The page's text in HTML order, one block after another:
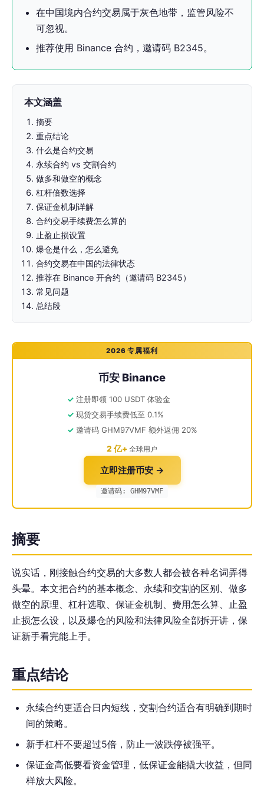
在中国境内合约交易属于灰色地带，监管风险不
可忽视。
推荐使用 Binance 合约，邀请码 B2345。
本文涵盖
摘要
重点结论
什么是合约交易
永续合约 vs 交割合约
做多和做空的概念
杠杆倍数选择
保证金机制详解
合约交易手续费怎么算的
止盈止损设置
爆仓是什么，怎么避免
合约交易在中国的法律状态
推荐在 Binance 开合约（邀请码 B2345）
常见问题
总结段
2026 专属福利
币安 Binance
注册即领 100 USDT 体验金
现货交易手续费低至 0.1%
邀请码 GHM97VMF 额外返佣 20%
2 亿+ 全球用户
立即注册币安 →
邀请码: GHM97VMF
摘要
说实话，刚接触合约交易的大多数人都会被各种名词弄得
头晕。本文把合约的基本概念、永续和交割的区别、做多
做空的原理、杠杆选取、保证金机制、费用怎么算、止盈
止损怎么设，以及爆仓的风险和法律风险全部拆开讲，保
证新手看完能上手。
重点结论
永续合约更适合日内短线，交割合约适合有明确到期时
间的策略。
新手杠杆不要超过5倍，防止一波跌停被强平。
保证金高低要看资金管理，低保证金能撬大收益，但同
样放大风险。